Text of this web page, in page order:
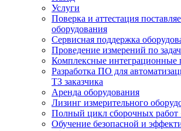
Услуги
Поверка и аттестация
оборудования
Сервисная поддержка
Проведение измерений по
Комплексные
Разработка ПО для
ТЗ заказчика
Аренда оборудования
Лизинг измерительного
Полный цикл сборочных работ
Обучение безопасной и